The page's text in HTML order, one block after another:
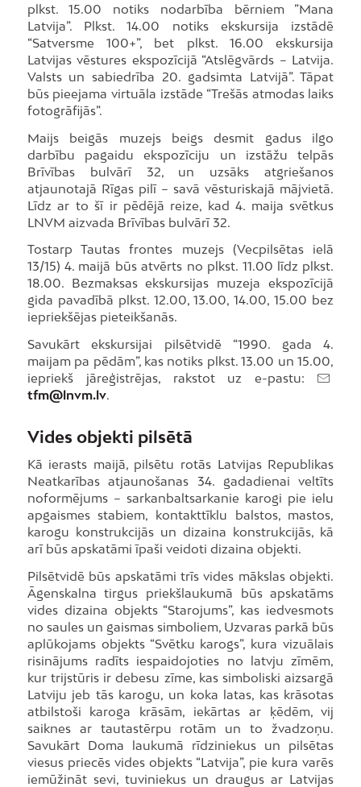
plkst. 15.00 notiks nodarbība bērniem ”Mana
Latvija”. Plkst. 14.00 notiks ekskursija izstādē
“Satversme 100+”, bet plkst. 16.00 ekskursija
Latvijas vēstures ekspozīcijā “Atslēgvārds – Latvija.
Valsts un sabiedrība 20. gadsimta Latvijā”. Tāpat
būs pieejama virtuāla izstāde “Trešās atmodas laiks
fotogrāfijās”.
Maijs beigās muzejs beigs desmit gadus ilgo
darbību pagaidu ekspozīciju un izstāžu telpās
Brīvības bulvārī 32, un uzsāks atgriešanos
atjaunotajā Rīgas pilī – savā vēsturiskajā mājvietā.
Līdz ar to šī ir pēdējā reize, kad 4. maija svētkus
LNVM aizvada Brīvības bulvārī 32.
Tostarp Tautas frontes muzejs (Vecpilsētas ielā
13/15) 4. maijā būs atvērts no plkst. 11.00 līdz plkst.
18.00. Bezmaksas ekskursijas muzeja ekspozīcijā
gida pavadībā plkst. 12.00, 13.00, 14.00, 15.00 bez
iepriekšējas pieteikšanās.
Savukārt ekskursijai pilsētvidē “1990. gada 4.
maijam pa pēdām”, kas notiks plkst. 13.00 un 15.00,
iepriekš jāreģistrējas, rakstot uz e-pastu:
tfm@lnvm.lv.
Vides objekti pilsētā
Kā ierasts maijā, pilsētu rotās Latvijas Republikas
Neatkarības atjaunošanas 34. gadadienai veltīts
noformējums – sarkanbaltsarkanie karogi pie ielu
apgaismes stabiem, kontakttīklu balstos, mastos,
karogu konstrukcijās un dizaina konstrukcijās, kā
arī būs apskatāmi īpaši veidoti dizaina objekti.
Pilsētvidē būs apskatāmi trīs vides mākslas objekti.
Āgenskalna tirgus priekšlaukumā būs apskatāms
vides dizaina objekts “Starojums”, kas iedvesmots
no saules un gaismas simboliem, Uzvaras parkā būs
aplūkojams objekts “Svētku karogs”, kura vizuālais
risinājums radīts iespaidojoties no latvju zīmēm,
kur trijstūris ir debesu zīme, kas simboliski aizsargā
Latviju jeb tās karogu, un koka latas, kas krāsotas
atbilstoši karoga krāsām, iekārtas ar ķēdēm, vij
saiknes ar tautastērpu rotām un to žvadzoņu.
Savukārt Doma laukumā rīdziniekus un pilsētas
viesus priecēs vides objekts “Latvija”, pie kura varēs
iemūžināt sevi, tuviniekus un draugus ar Latvijas